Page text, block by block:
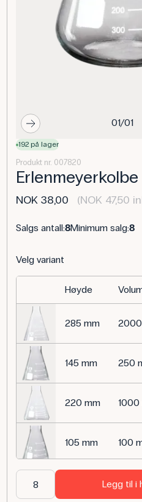
01/01
192 på lager
Produkt nr. 007820
NOK 38,00 (NOK 47,50
Salgs antall:8Minimum salg:8
Velg variant
Høyde
285 mm
145 mm 250
220 mm 1000
105 mm 100
500
Legg til i